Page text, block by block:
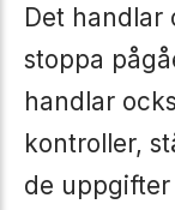
Det handlar
stoppa
handlar
kontroller,
de uppgifter